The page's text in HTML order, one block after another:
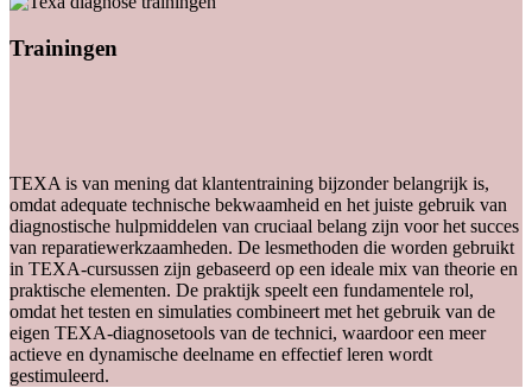
Trainingen
TEXA is van mening dat klantentraining bijzonder belangrijk is,
omdat adequate technische bekwaamheid en het juiste gebruik van
diagnostische hulpmiddelen van cruciaal belang zijn voor het succes
van reparatiewerkzaamheden. De lesmethoden die worden gebruikt
in TEXA-cursussen zijn gebaseerd op een ideale mix van theorie en
praktische elementen. De praktijk speelt een fundamentele rol,
omdat het testen en simulaties combineert met het gebruik van de
eigen TEXA-diagnosetools van de technici, waardoor een meer
actieve en dynamische deelname en effectief leren wordt
gestimuleerd.